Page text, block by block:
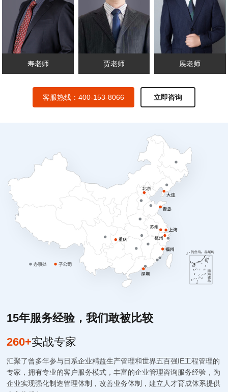
寿老师 贾老师 展老师
客服热线：400-153-8066 立即咨询
15年服务经验，我们敢被比较
260+实战专家
汇聚了曾多年参与日系企业精益生产管理和世界五百强IE工程管理的
专家，拥有专业的客户服务模式，丰富的企业管理咨询服务经验，为
企业实现强化制造管理体制，改善业务体制，建立人才育成体系提供